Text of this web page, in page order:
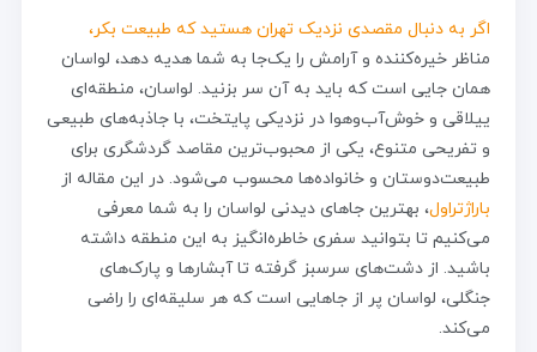
اگر به دنبال مقصدی نزدیک تهران هستید که طبیعت بکر،
مناظر خیره‌کننده و آرامش را یک‌جا به شما هدیه دهد، لواسان
همان جایی است که باید به آن سر بزنید. لواسان، منطقه‌ای
ییلاقی و خوش‌آب‌وهوا در نزدیکی پایتخت، با جاذبه‌های طبیعی
و تفریحی متنوع، یکی از محبوب‌ترین مقاصد گردشگری برای
طبیعت‌دوستان و خانواده‌ها محسوب می‌شود. در این مقاله از
باراژتراول، بهترین جاهای دیدنی لواسان را به شما معرفی
می‌کنیم تا بتوانید سفری خاطره‌انگیز به این منطقه داشته
باشید. از دشت‌های سرسبز گرفته تا آبشارها و پارک‌های
جنگلی، لواسان پر از جاهایی است که هر سلیقه‌ای را راضی
می‌کند.